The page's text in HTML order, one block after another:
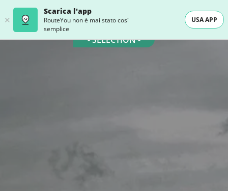
Scarica l'app
RouteYou non è mai stato così
semplice
USA APP
- SELECTION -